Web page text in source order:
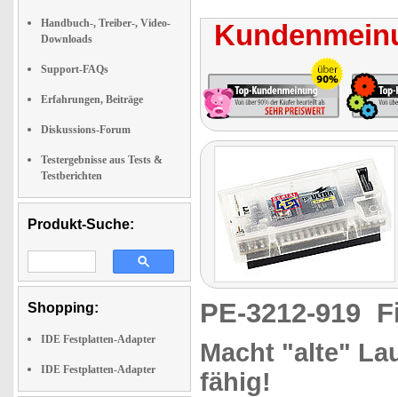
Handbuch-, Treiber-, Video-
Downloads
Support-FAQs
Erfahrungen, Beiträge
Diskussions-Forum
Testergebnisse aus Tests &
Testberichten
Produkt-Suche:
Shopping:
IDE Festplatten-Adapter
IDE Festplatten-Adapter
PE-3212-919
Macht "alte"
fähig!